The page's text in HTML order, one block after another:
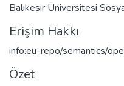
Balıkesir Üniversitesi
Erişim Hakkı
info:eu-repo/semantics/
Özet